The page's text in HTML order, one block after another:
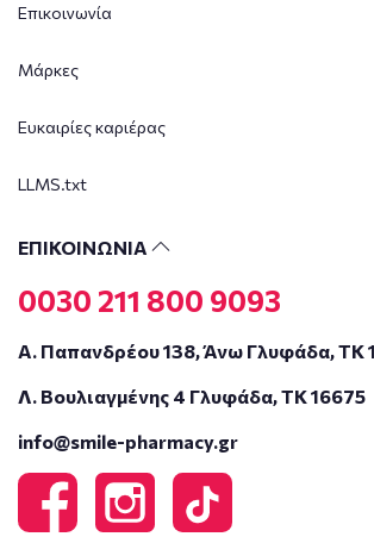
Επικοινωνία
Μάρκες
Ευκαιρίες καριέρας
LLMS.txt
ΕΠΙΚΟΙΝΩΝΙΑ
0030 211 800 9093
Α. Παπανδρέου 138, Άνω Γλυφάδα, ΤΚ
Λ. Βουλιαγμένης 4 Γλυφάδα, ΤΚ 16675
info@smile-pharmacy.gr